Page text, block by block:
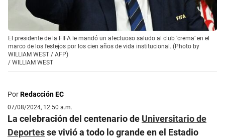
El presidente de la FIFA le mandó un afectuoso saludo al club ‘crema’ en el
marco de los festejos por los cien años de vida institucional. (Photo by
WILLIAM WEST / AFP)
/ WILLIAM WEST
PorRedacción EC
07/08/2024, 12:50 a.m.
La celebración del centenario de Universitario de
Deportesse vivió a todo lo grande en el Estadio